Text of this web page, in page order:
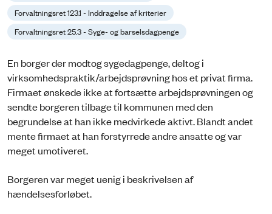
Forvaltningsret 123.1 - Inddragelse af kriterier
Forvaltningsret 25.3 - Syge- og barselsdagpenge
En borger der modtog sygedagpenge, deltog i
virksomhedspraktik/arbejdsprøvning hos et privat firma.
Firmaet ønskede ikke at fortsætte arbejdsprøvningen og
sendte borgeren tilbage til kommunen med den
begrundelse at han ikke medvirkede aktivt. Blandt andet
mente firmaet at han forstyrrede andre ansatte og var
meget umotiveret.
Borgeren var meget uenig i beskrivelsen af
hændelsesforløbet.